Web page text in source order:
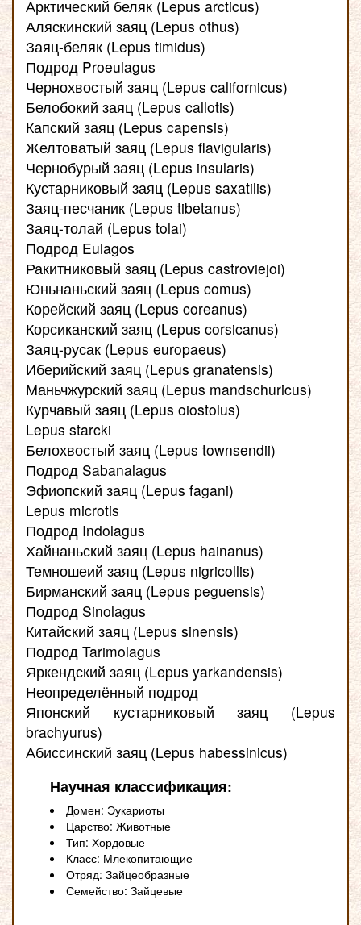
Арктический беляк (Lepus arcticus)
Аляскинский заяц (Lepus othus)
Заяц-беляк (Lepus timidus)
Подрод Proeulagus
Чернохвостый заяц (Lepus californicus)
Белобокий заяц (Lepus callotis)
Капский заяц (Lepus capensis)
Желтоватый заяц (Lepus flavigularis)
Чернобурый заяц (Lepus insularis)
Кустарниковый заяц (Lepus saxatilis)
Заяц-песчаник (Lepus tibetanus)
Заяц-толай (Lepus tolai)
Подрод Eulagos
Ракитниковый заяц (Lepus castroviejoi)
Юньнаньский заяц (Lepus comus)
Корейский заяц (Lepus coreanus)
Корсиканский заяц (Lepus corsicanus)
Заяц-русак (Lepus europaeus)
Иберийский заяц (Lepus granatensis)
Маньчжурский заяц (Lepus mandschuricus)
Курчавый заяц (Lepus oiostolus)
Lepus starcki
Белохвостый заяц (Lepus townsendii)
Подрод Sabanalagus
Эфиопский заяц (Lepus fagani)
Lepus microtis
Подрод Indolagus
Хайнаньский заяц (Lepus hainanus)
Темношеий заяц (Lepus nigricollis)
Бирманский заяц (Lepus peguensis)
Подрод Sinolagus
Китайский заяц (Lepus sinensis)
Подрод Tarimolagus
Яркендский заяц (Lepus yarkandensis)
Неопределённый подрод
Японский кустарниковый заяц (Lepus
brachyurus)
Абиссинский заяц (Lepus habessinicus)
Научная классификация:
Домен: Эукариоты
Царство: Животные
Тип: Хордовые
Класс: Млекопитающие
Отряд: Зайцеобразные
Семейство: Зайцевые